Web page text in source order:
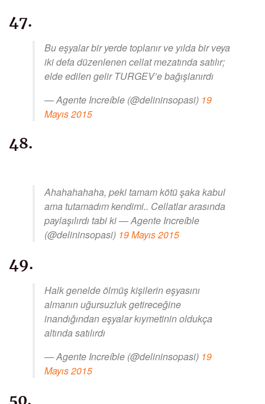
47.
Bu eşyalar bir yerde toplanır ve yılda bir veya
iki defa düzenlenen cellat mezatında satılır;
elde edilen gelir TURGEV’e bağışlanırdı
— Agente Increíble (@delininsopasi) 19
Mayıs 2015
48.
Ahahahahaha, peki tamam kötü şaka kabul
ama tutamadım kendimi.. Cellatlar arasında
paylaşılırdı tabi ki — Agente Increíble
(@delininsopasi) 19 Mayıs 2015
49.
Halk genelde ölmüş kişilerin eşyasını
almanın uğursuzluk getireceğine
inandığından eşyalar kıymetinin oldukça
altında satılırdı
— Agente Increíble (@delininsopasi) 19
Mayıs 2015
50.